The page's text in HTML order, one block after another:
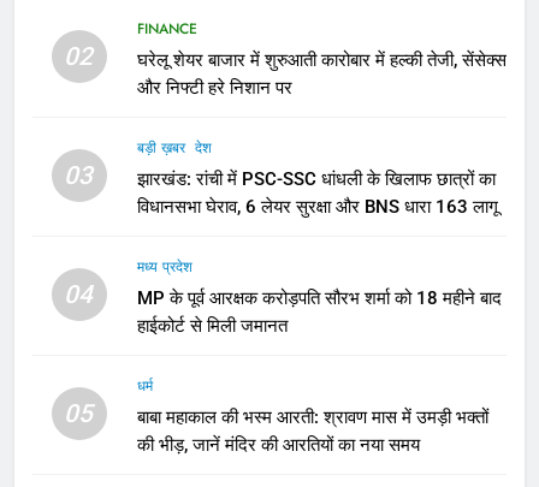
02
FINANCE
घरेलू शेयर बाजार में शुरुआती कारोबार में हल्की तेजी, सेंसेक्स
और निफ्टी हरे निशान पर
03
बड़ी ख़बर देश
झारखंड: रांची में PSC-SSC धांधली के खिलाफ छात्रों का
विधानसभा घेराव, 6 लेयर सुरक्षा और BNS धारा 163 लागू
04
मध्य प्रदेश
MP के पूर्व आरक्षक करोड़पति सौरभ शर्मा को 18 महीने बाद
हाईकोर्ट से मिली जमानत
05
धर्म
बाबा महाकाल की भस्म आरती: श्रावण मास में उमड़ी भक्तों
की भीड़, जानें मंदिर की आरतियों का नया समय